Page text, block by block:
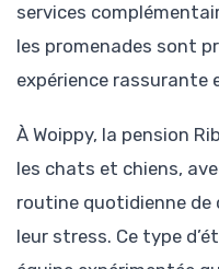
services
les promenades sont
expérience rassurante
À Woippy, la pension
les chats et chiens,
routine quotidienne de
leur stress. Ce type